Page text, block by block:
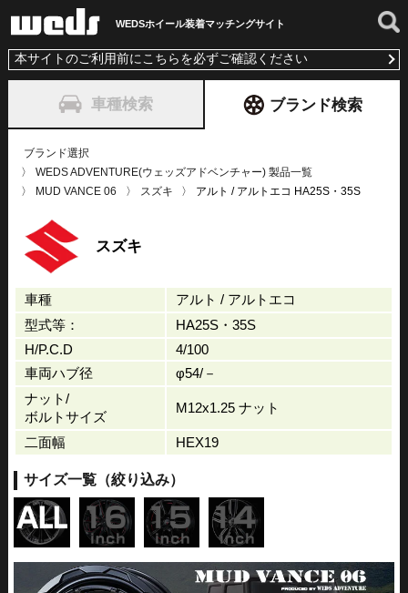
WEDSホイール装着マッチングサイト
本サイトのご利用前にこちらを必ずご確認ください
車種検索 ブランド検索
ブランド選択
WEDS ADVENTURE(ウェッズアドベンチャー) 製品一覧
MUD VANCE 06
スズキ アルト / アルトエコ HA25S・35S
スズキ
車種
アルト / アルトエコ
型式等：
HA25S・35S
H/P.C.D
4/100
車両ハブ径
φ54/－
ナット/
ボルトサイズ
M12x1.25 ナット
二面幅 HEX19
サイズ一覧（絞り込み）